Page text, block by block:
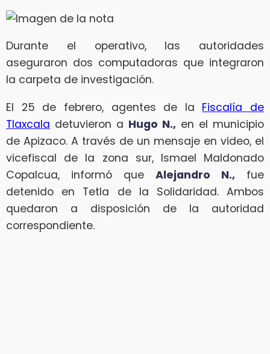
Durante el operativo, las autoridades
aseguraron dos computadoras que integraron
la carpeta de investigación.
El 25 de febrero, agentes de la Fiscalía de
Tlaxcala detuvieron a Hugo N., en el municipio
de Apizaco. A través de un mensaje en video, el
vicefiscal de la zona sur, Ismael Maldonado
Copalcua, informó que Alejandro N., fue
detenido en Tetla de la Solidaridad. Ambos
quedaron a disposición de la autoridad
correspondiente.